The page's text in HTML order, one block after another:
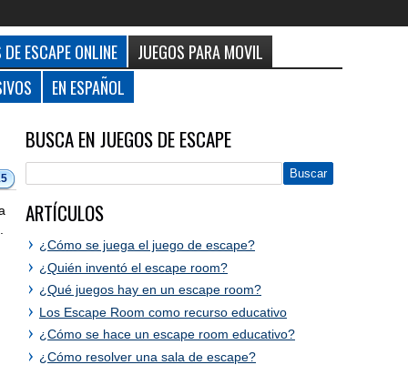
DE ESCAPE ONLINE
JUEGOS PARA MOVIL
EN ESPAÑOL
BUSCA EN JUEGOS DE ESCAPE
ARTÍCULOS
¿Cómo se juega el juego de escape?
¿Quién inventó el escape room?
¿Qué juegos hay en un escape room?
Los Escape Room como recurso educativo
¿Cómo se hace un escape room educativo?
¿Cómo resolver una sala de escape?